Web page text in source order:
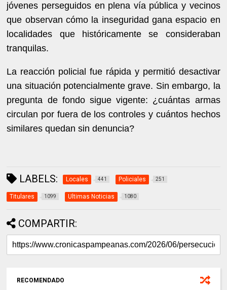
jóvenes perseguidos en plena vía pública y vecinos
que observan cómo la inseguridad gana espacio en
localidades que históricamente se consideraban
tranquilas.
La reacción policial fue rápida y permitió desactivar
una situación potencialmente grave. Sin embargo, la
pregunta de fondo sigue vigente: ¿cuántas armas
circulan por fuera de los controles y cuántos hechos
similares quedan sin denuncia?
LABELS: Locales 441 Policiales 251
Titulares 1099 Ultimas Noticias 1080
COMPARTIR:
RECOMENDADO